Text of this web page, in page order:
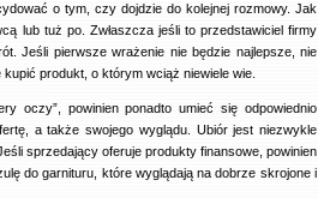
o tym, czy dojdzie do kolejnej rozmowy. Jak
lub tuż po. Zwłaszcza jeśli to przedstawiciel firmy
Jeśli pierwsze wrażenie nie będzie najlepsze, nie
produkt, o którym wciąż niewiele wie.
oczy”, powinien ponadto umieć się odpowiednio
a także swojego wyglądu. Ubiór jest niezwykle
sprzedający oferuje produkty finansowe, powinien
do garnituru, które wyglądają na dobrze skrojone i